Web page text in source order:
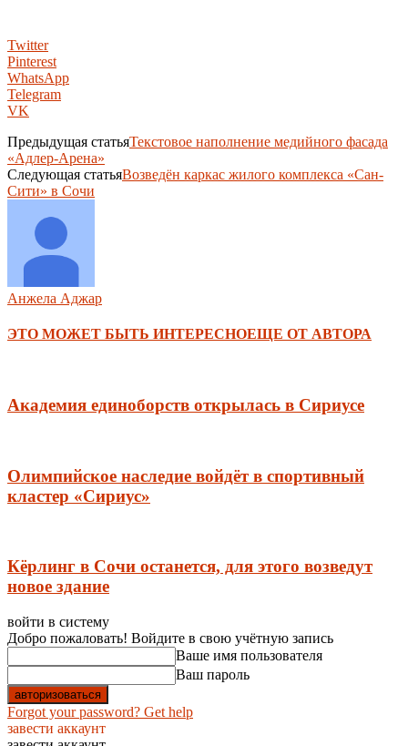
Twitter
Pinterest
WhatsApp
Telegram
VK
Предыдущая статьяТекстовое наполнение медийного фасада
«Адлер-Арена»
Следующая статьяВозведён каркас жилого комплекса «Сан-
Сити» в Сочи
Анжела Аджар
ЭТО МОЖЕТ БЫТЬ ИНТЕРЕСНОЕЩЕ ОТ АВТОРА
Академия единоборств открылась в Сириусе
Олимпийское наследие войдёт в спортивный
кластер «Сириус»
Кёрлинг в Сочи останется, для этого возведут
новое здание
войти в систему
Добро пожаловать! Войдите в свою учётную запись
Ваше имя пользователя
Ваш пароль
Forgot your password? Get help
завести аккаунт